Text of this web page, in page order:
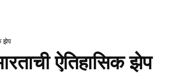
झेप
ऐतिहासिक झेप